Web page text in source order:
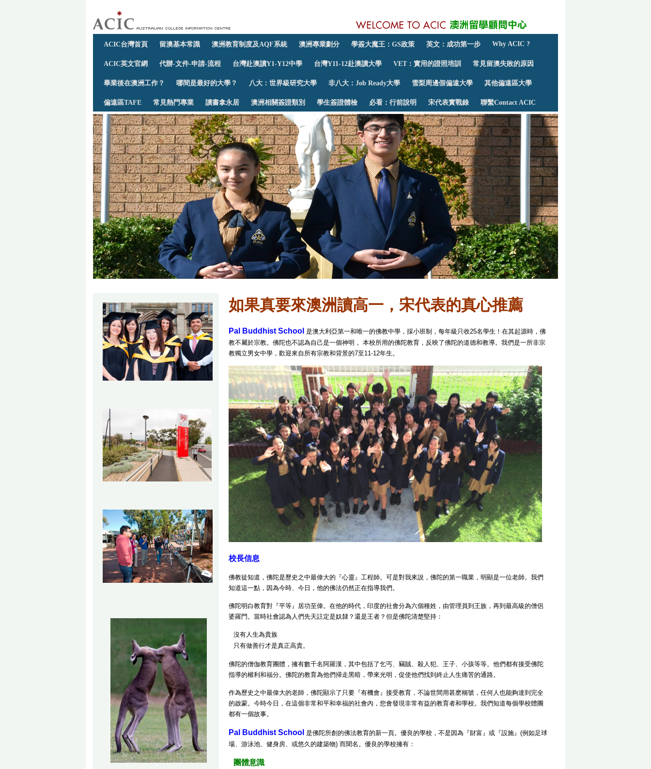
ACIC台灣首頁 留澳基本常識 澳洲教育制度及AQF系統 澳洲專業劃分 學簽大魔王：GS政策 英文：成功第一步 Why ACIC ?
ACIC英文官網 代辦-文件-申請-流程 台灣赴澳讀Y1-Y12中學 台灣Y11-12赴澳讀大學 VET：實用的證照培訓 常見留澳失敗的原因
畢業後在澳洲工作？ 哪間是最好的大學？ 八大：世界級研究大學 非八大：Job Ready大學 雪梨周邊假偏遠大學 其他偏遠區大學
偏遠區TAFE 常見熱門專業 讀書拿永居 澳洲相關簽證類別 學生簽證體檢 必看：行前說明 宋代表實戰錄 聯繫Contact ACIC
如果真要來澳洲讀高一，宋代表的真心推薦
Pal Buddhist School 是澳大利亞第一和唯一的佛教中學，採小班制，每年級只收25名學生！ 在其起源時，佛
教不屬於宗教。佛陀也不認為自己是一個神明 。本校所用的佛陀教育，反映了佛陀的道德和教導。我們是一所非宗
教獨立男女中學，歡迎來自所有宗教和背景的7至11-12年生。
校長信息
佛教徒知道，佛陀是歷史之中最偉大的『心靈』工程師。可是對我來說，佛陀的第一職業，明顯是一位老師。我們
知道這一點，因為今時、今日，他的佛法仍然正在指導我們。
佛陀明白教育對『平等』居功至偉。在他的時代，印度的社會分為六個種姓，由管理員到王族，再到最高級的僧侶
婆羅門。當時社會認為人們先天註定是奴隸？還是王者？但是佛陀清楚堅持：
沒有人生為貴族
只有做善行才是真正高貴。
佛陀的僧伽教育團體，擁有數千名阿羅漢，其中包括了乞丐、竊賊、殺人犯、王子、小孩等等。他們都有接受佛陀
指導的權利和福分。佛陀的教育為他們掃走黑暗，帶來光明，促使他們找到終止人生痛苦的通路。
作為歷史之中最偉大的老師，佛陀顯示了只要『有機會』接受教育，不論世間用甚麽稱號，任何人也能夠達到完全
的啟蒙。 今時今日，在這個非常和平和幸福的社會內，您會發現非常有益的教育者和學校。我們知道每個學校體團
都有一個故事。
Pal Buddhist School 是佛陀所創的佛法教育的新一頁。優良的學校，不是因為『財富』或『設施』(例如足球
場、游泳池、健身房、或悠久的建築物) 而聞名。優良的學校擁有：
團體意識